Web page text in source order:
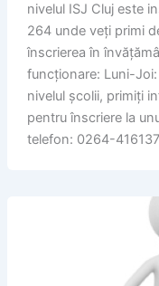
nivelul ISJ Cluj este
264 unde veți primi
înscrierea în
funcționare: Luni-
nivelul școlii, primiți
pentru înscriere la
telefon: 0264-416137